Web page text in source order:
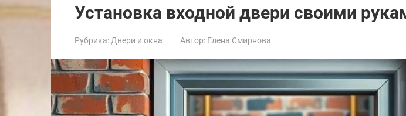
Установка входной двери своими
Рубрика: Двери и окна Автор: Елена Смирнова